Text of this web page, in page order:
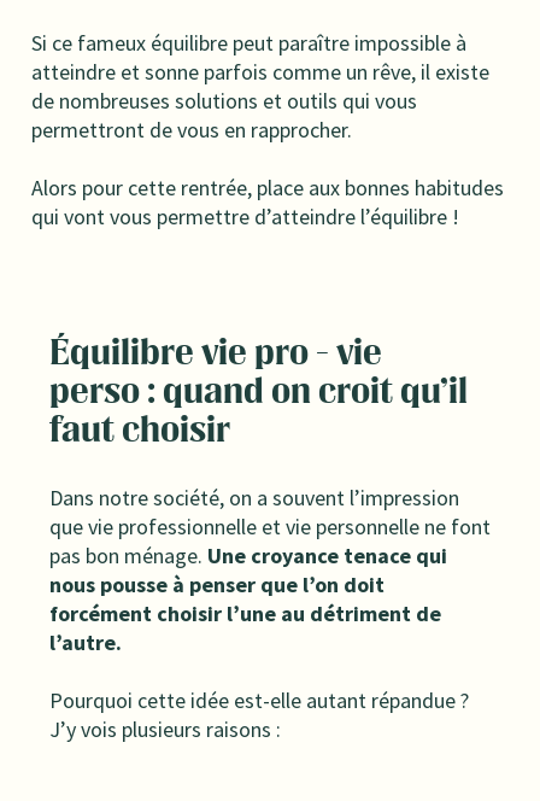
Si ce fameux équilibre peut paraître impossible à
atteindre et sonne parfois comme un rêve, il existe
de nombreuses solutions et outils qui vous
permettront de vous en rapprocher.
Alors pour cette rentrée, place aux bonnes habitudes
qui vont vous permettre d’atteindre l’équilibre !
Équilibre vie pro - vie
perso : quand on croit qu’il
faut choisir
Dans notre société, on a souvent l’impression
que vie professionnelle et vie personnelle ne font
pas bon ménage. Une croyance tenace qui
nous pousse à penser que l’on doit
forcément choisir l’une au détriment de
l’autre.
Pourquoi cette idée est-elle autant répandue ?
J’y vois plusieurs raisons :